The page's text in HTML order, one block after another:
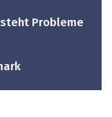
Probleme